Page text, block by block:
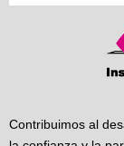
Contribuimos al